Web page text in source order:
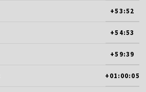
+53:52
+54:53
+59:39
+01:00:05